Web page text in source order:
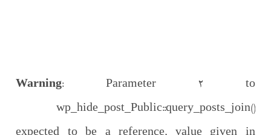
Warning: Parameter 2 to
wp_hide_post_Public::query_posts_join()